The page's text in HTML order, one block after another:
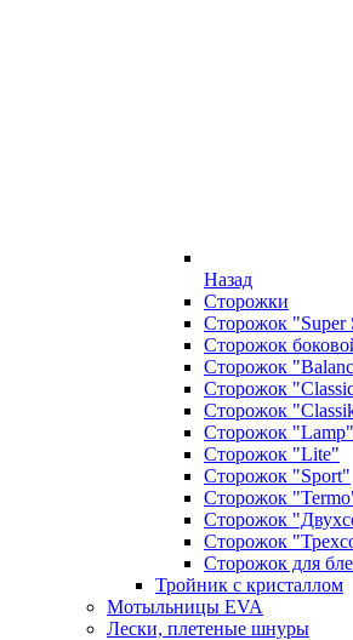
Назад
Сторожки
Сторожок "Super
Сторожок
Сторожок
Сторожок
Сторожок
Сторожок "Lamp"
Сторожок "Lite"
Сторожок "Sport"
Сторожок
Сторожок
Сторожок
Сторожок для
Тройник с кристаллом
Мотыльницы EVA
Лески, плетеные шнуры